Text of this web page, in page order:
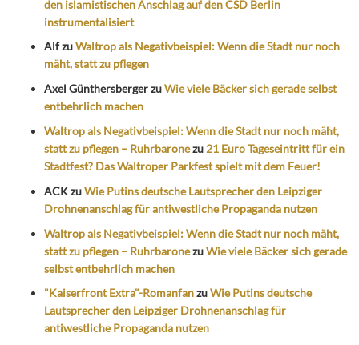
den islamistischen Anschlag auf den CSD Berlin
instrumentalisiert
AlfzuWaltrop als Negativbeispiel: Wenn die Stadt nur noch
mäht, statt zu pflegen
Axel GünthersbergerzuWie viele Bäcker sich gerade selbst
entbehrlich machen
Waltrop als Negativbeispiel: Wenn die Stadt nur noch mäht,
statt zu pflegen – Ruhrbaronezu 21 Euro Tageseintritt für ein
Stadtfest? Das Waltroper Parkfest spielt mit dem Feuer!
ACKzuWie Putins deutsche Lautsprecher den Leipziger
Drohnenanschlag für antiwestliche Propaganda nutzen
Waltrop als Negativbeispiel: Wenn die Stadt nur noch mäht,
statt zu pflegen – RuhrbaronezuWie viele Bäcker sich gerade
selbst entbehrlich machen
"Kaiserfront Extra"-RomanfanzuWie Putins deutsche
Lautsprecher den Leipziger Drohnenanschlag für
antiwestliche Propaganda nutzen